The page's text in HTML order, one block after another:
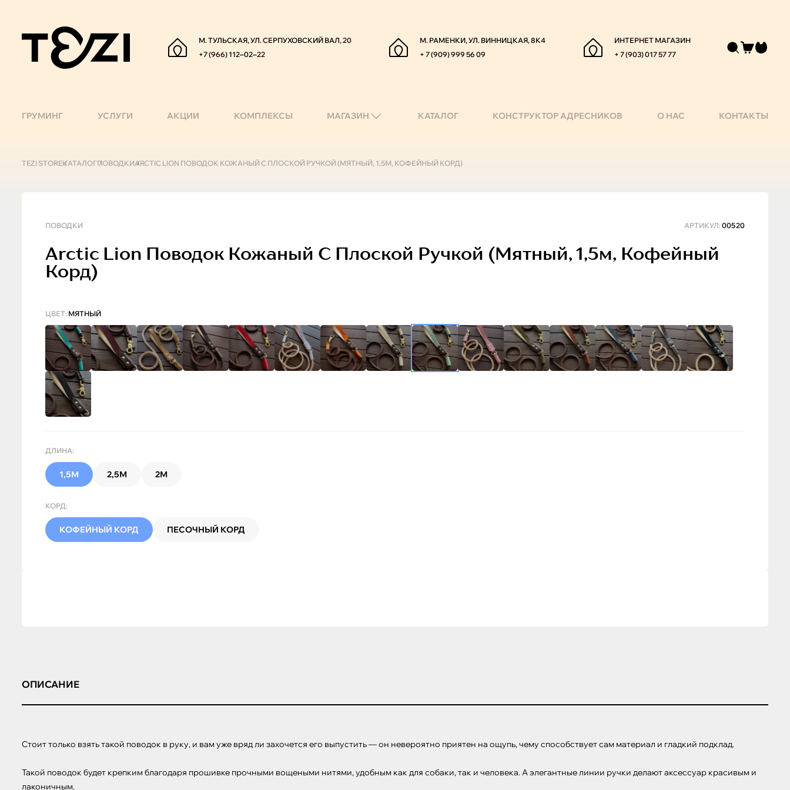
М. ТУЛЬСКАЯ, УЛ. СЕРПУХОВСКИЙ ВАЛ, 20
+7 (966) 112‒02‒22
М. РАМЕНКИ, УЛ. ВИННИЦКАЯ, 8К4
+ 7 (909) 999 56 09
ИНТЕРНЕТ МАГАЗИН
+ 7 (903) 017 57 77
ГРУМИНГ УСЛУГИ АКЦИИ КОМПЛЕКСЫ МАГАЗИН КАТАЛОГ КОНСТРУКТОР АДРЕСНИКОВ О НАС КОНТАКТЫ
TEZI STOREКАТАЛОГПОВОДКИARCTIC LION ПОВОДОК КОЖАНЫЙ С ПЛОСКОЙ РУЧКОЙ (МЯТНЫЙ, 1,5М, КОФЕЙНЫЙ КОРД)
ПОВОДКИ АРТИКУЛ: 00520
Arctic Lion Поводок Кожаный С Плоской Ручкой (мятный, 1,5м, Кофейный
Корд)
ЦВЕТ: МЯТНЫЙ
ДЛИНА:
1,5М 2,5М 2М
КОРД:
КОФЕЙНЫЙ КОРД ПЕСОЧНЫЙ КОРД
ОПИСАНИЕ
Стоит только взять такой поводок в руку, и вам уже вряд ли захочется его выпустить — он невероятно приятен на ощупь, чему способствует сам материал и гладкий подклад.
Такой поводок будет крепким благодаря прошивке прочными вощеными нитями, удобным как для собаки, так и человека. А элегантные линии ручки делают аксессуар красивым и
лаконичным.